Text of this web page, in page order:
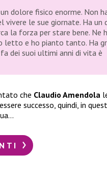
dolore fisico enorme. Non
le sue giornate. Ha un
la forza per stare bene. Ne
letto e ho pianto tanto. Ha
dei suoi ultimi anni di vita è
che Claudio Amendola
successo, quindi, in